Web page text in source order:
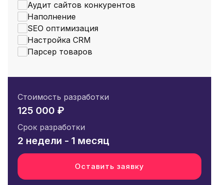
Аудит сайтов конкурентов
Наполнение
SEO оптимизация
Настройка CRM
Парсер товаров
Стоимость разработки
125 000 ₽
Срок разработки
2 недели - 1 месяц
Оставить заявку